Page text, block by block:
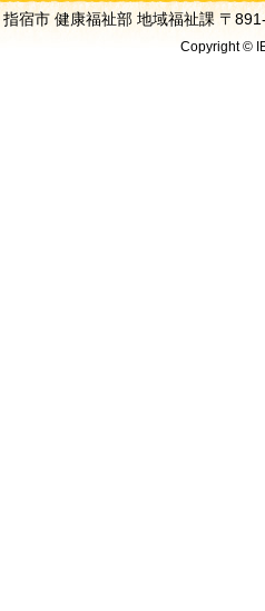
指宿市 健康福祉部 地域福祉課 〒
Copyright ©